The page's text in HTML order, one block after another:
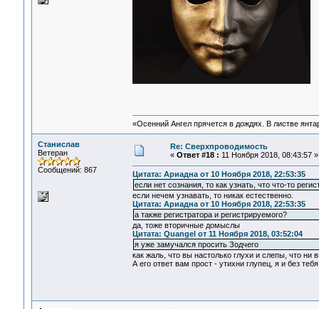
«Осенний Ангел прячется в дождях. В листве
Станислав
Ветеран
Сообщений: 867
Re: Сверхпроводимость
« Ответ #18 : 11 Ноября 2018, 08:43:57 »
Цитата: Ариадна от 10 Ноября 2018, 22:53:35
если нет сознания, то как узнать, что что-то
если нечем узнавать, то никак естественно.
Цитата: Ариадна от 10 Ноября 2018, 22:53:35
а также регистратора и регистрируемого?
да, тоже вторичные домыслы
Цитата: Quangel от 11 Ноября 2018, 03:52:04
я уже замучался просить Зодчего
как жаль, что вы настолько глухи и слепы, что ни
А его ответ вам прост - утихни глупец, я и без